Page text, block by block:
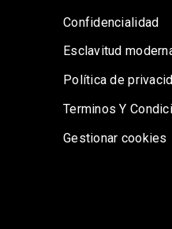
Confidencialidad
Esclavitud
Política de
Terminos Y
Gestionar cookies